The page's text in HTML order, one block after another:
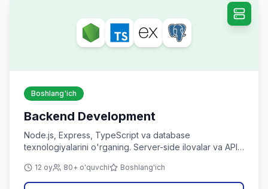
Boshlang'ich
Backend Development
Node.js, Express, TypeScript va database
texnologiyalarini o'rganing. Server-side ilovalar va API
12 oy 80+ o'quvchi Boshlang'ich